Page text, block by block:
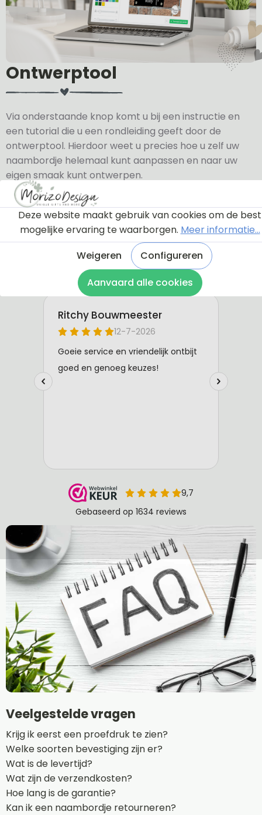
Ontwerptool
Via onderstaande knop komt u bij een instructie en
een tutorial die u een rondleiding geeft door de
ontwerptool. Hierdoor weet u precies hoe u zelf uw
naambordje helemaal kunt aanpassen en naar uw
eigen smaak kunt ontwerpen.
Bekijk de instructie
Veelgestelde vragen
Krijg ik eerst een proefdruk te zien?
Welke soorten bevestiging zijn er?
Wat is de levertijd?
Wat zijn de verzendkosten?
Hoe lang is de garantie?
Kan ik een naambordje retourneren?
Deze website maakt gebruik van cookies om de best
mogelijke ervaring te waarborgen. Meer informatie...
Weigeren
Configureren
Aanvaard alle cookies